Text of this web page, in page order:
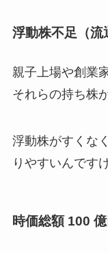
浮動株不足（流
親子上場や創業
それらの持ち株
浮動株がすくな
りやすいんです
時価総額 100